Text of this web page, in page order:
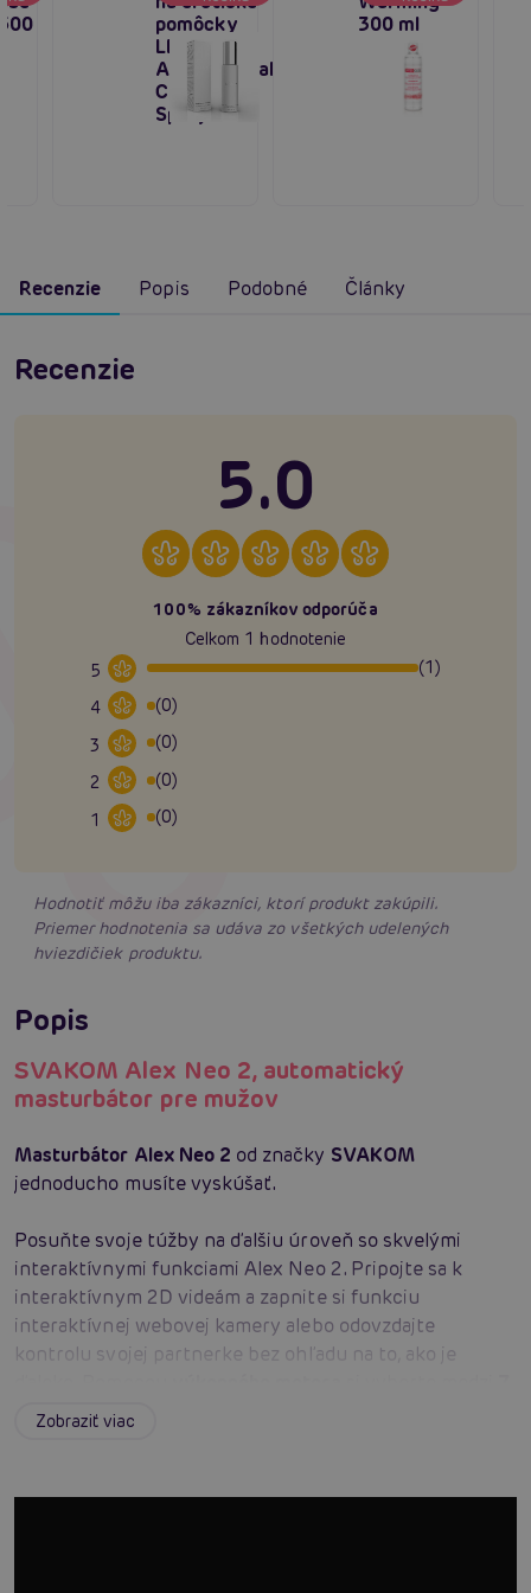
pomôcky
LELO
Antibacterial
Cleaning
Spray 60ml
300 ml
Recenzie Popis Podobné Články
Recenzie
5.0
100% zákazníkov odporúča
Celkom 1 hodnotenie
5
(1)
4
(0)
3
(0)
2
(0)
1
(0)
Hodnotiť môžu iba zákazníci, ktorí produkt zakúpili.
Priemer hodnotenia sa udáva zo všetkých udelených
hviezdičiek produktu.
Popis
SVAKOM Alex Neo 2, automatický
masturbátor pre mužov
Masturbátor Alex Neo 2 od značky SVAKOM
jednoducho musíte vyskúšať.
Posuňte svoje túžby na ďalšiu úroveň so skvelými
interaktívnymi funkciami Alex Neo 2. Pripojte sa k
interaktívnym 2D videám a zapnite si funkciu
interaktívnej webovej kamery alebo odovzdajte
kontrolu svojej partnerke bez ohľadu na to, ako je
rôznymi režimami ťahu
3. Nové a vylepšené telo umožňujelepšiu manipuláciu s
Zobraziť viac